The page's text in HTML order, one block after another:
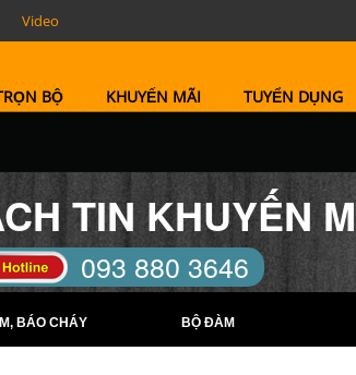
Video
BỘ KHUYẾN MÃI TUYỂN DỤNG
TIN KHUYẾN
093 880 3646
(0274) 6569422 -
(0274) 6569423
BÁO CHÁY BỘ ĐÀM